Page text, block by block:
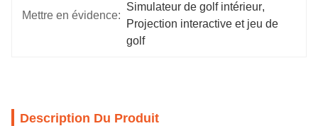
Mettre en évidence:
Simulateur de golf intérieur,
Projection interactive et jeu de
golf
Description Du Produit